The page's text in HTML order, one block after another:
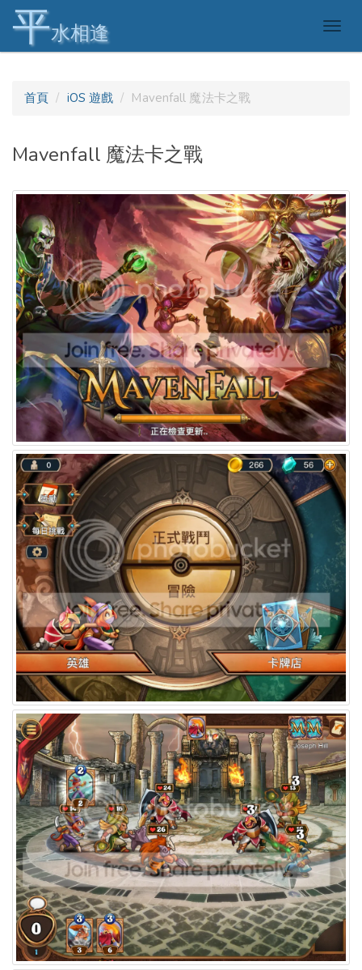
平水相逢
首頁 iOS 遊戲 Mavenfall 魔法卡之戰
Mavenfall 魔法卡之戰